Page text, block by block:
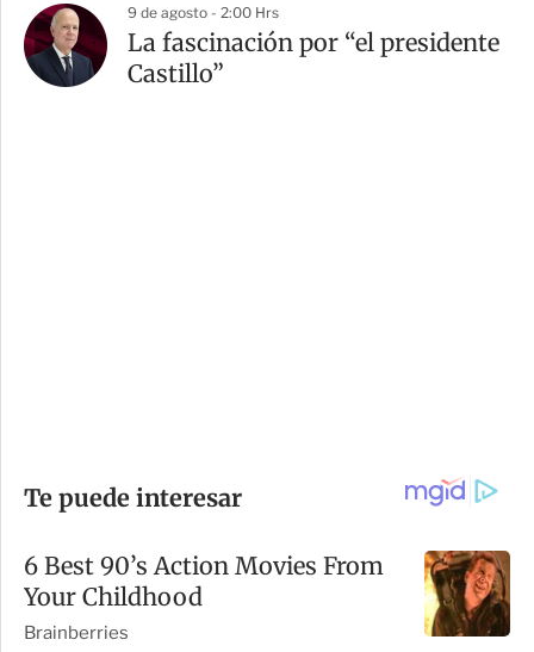
9 de agosto - 2:00 Hrs
La fascinación por “el presidente
Castillo”